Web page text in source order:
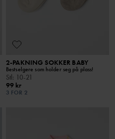
2-PAKNING SOKKER BABY
Bestselgere som holder seg på plass!
Stl : 10-21
99 kr
3 FOR 2